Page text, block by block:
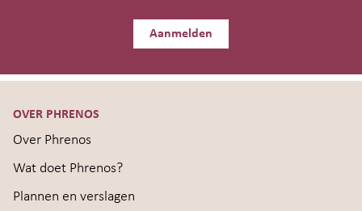
Aanmelden
OVER PHRENOS
Over Phrenos
Wat doet Phrenos?
Plannen en verslagen